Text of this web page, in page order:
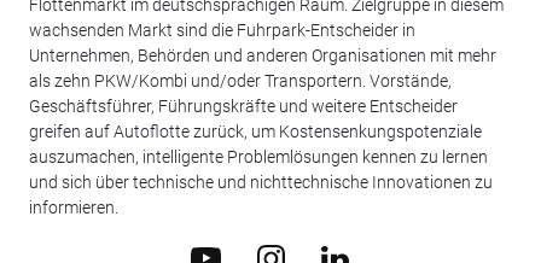
Flottenmarkt im deutschsprachigen Raum. Zielgruppe in diesem
wachsenden Markt sind die Fuhrpark-Entscheider in
Unternehmen, Behörden und anderen Organisationen mit mehr
als zehn PKW/Kombi und/oder Transportern. Vorstände,
Geschäftsführer, Führungskräfte und weitere Entscheider
greifen auf Autoflotte zurück, um Kostensenkungspotenziale
auszumachen, intelligente Problemlösungen kennen zu lernen
und sich über technische und nichttechnische Innovationen zu
informieren.